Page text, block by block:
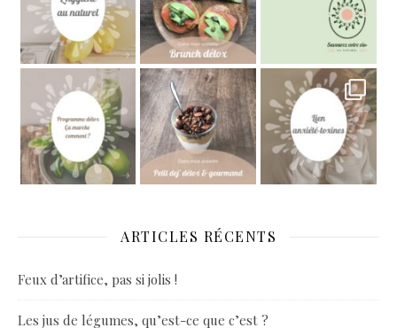
ARTICLES RÉCENTS
Feux d’artifice, pas si jolis !
Les jus de légumes, qu’est-ce que c’est ?